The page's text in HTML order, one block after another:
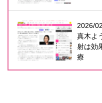
2026/
真木よ
射は効
療